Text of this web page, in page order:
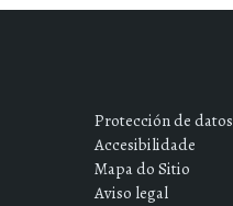
Protección de datos
Accesibilidade
Mapa do Sitio
Aviso legal